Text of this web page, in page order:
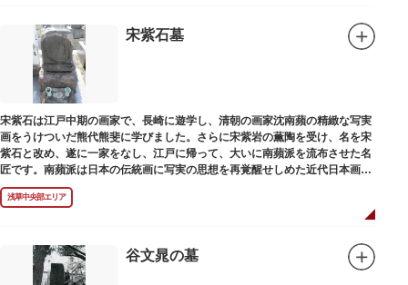
宋紫石墓
宋紫石は江戸中期の画家で、長崎に遊学し、清朝の画家沈南蘋の精緻な写実
画をうけついだ熊代熊斐に学びました。さらに宋紫岩の薫陶を受け、名を宋
紫石と改め、遂に一家をなし、江戸に帰って、大いに南蘋派を流布させた名
匠です。南蘋派は日本の伝統画に写実の思想を再覚醒せしめた近代日本画壇
の源流です。お墓は徳本寺（とくほんじ）境内にあります。
浅草中央部エリア
谷文晁の墓